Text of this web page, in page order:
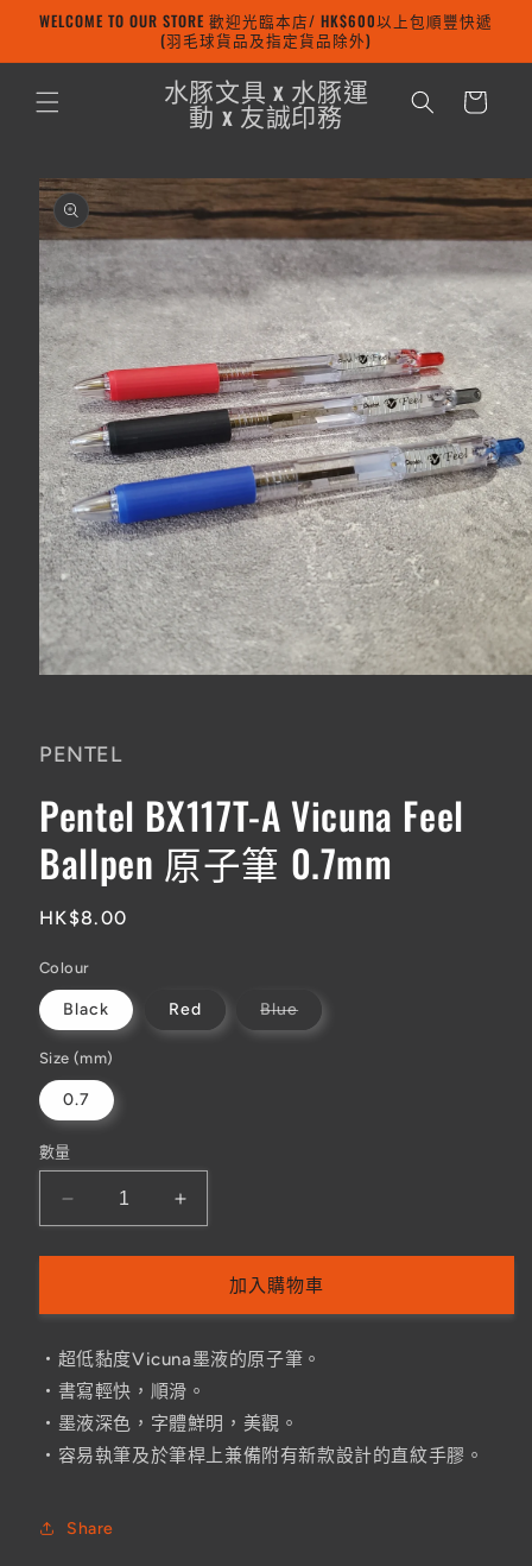
跳至內容
WELCOME TO OUR STORE 歡迎光臨本店/ HK$600以上包順豐快遞
(羽毛球貨品及指定貨品除外)
水豚文具 x 水豚運
動 x 友誠印務
物
略過產品
資訊
視
中
開
啟
多
體
案
1
PENTEL
Pentel BX117T-A Vicuna Feel
Ballpen 原子筆 0.7mm
定
HK$8.00
Colour
Black Red Blue子
類
Size (mm)
0.7
數量
Pentel
BX117T-
A
Feel
原
子
筆
0.7mm
Pentel
BX117T-
A
Vicuna
Feel
原
子
筆
0.7mm
加入購物車
・超低黏度Vicuna墨液的原子筆。
・書寫輕快，順滑。
・墨液深色，字體鮮明，美觀。
・容易執筆及於筆桿上兼備附有新款設計的直紋手膠。
Share